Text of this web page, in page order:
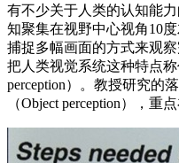
有不少关于人类的认知能
知聚集在视野中心视角10
捕捉多幅画面的方式来观
把人类视觉系统这种特点称
perception）。教授研究的
（Object perception），重